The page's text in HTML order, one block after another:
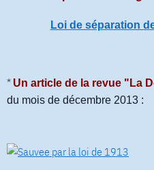
Loi de séparation
* Un article de la revue "La
du mois de décembre 2013 :